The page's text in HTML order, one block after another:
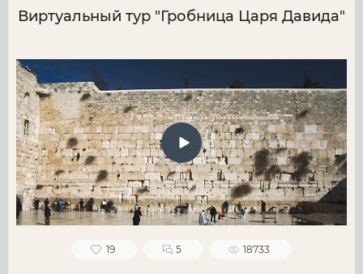
Виртуальный тур "Гробница Царя Давида"
19 5 18733